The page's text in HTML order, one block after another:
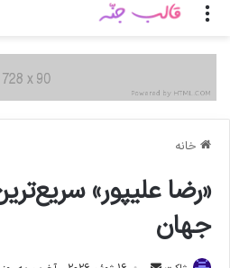
منو
خانه
«رضا علیپور»
جهان